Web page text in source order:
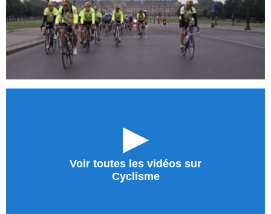
►
Voir toutes les vidéos sur
Cyclisme